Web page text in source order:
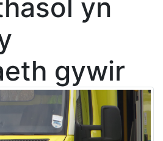
yn
gywir